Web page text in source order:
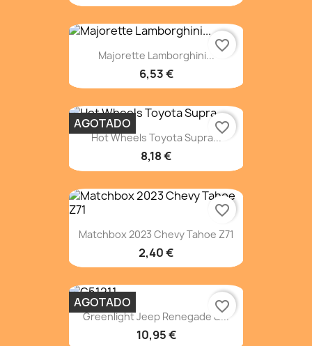
Majorette Lamborghini...
6,53 €
favorite_border
Hot Wheels Toyota Supra...
8,18 €
AGOTADO favorite_border
Matchbox 2023 Chevy Tahoe Z71
2,40 €
favorite_border
Greenlight Jeep Renegade &...
10,95 €
AGOTADO favorite_border